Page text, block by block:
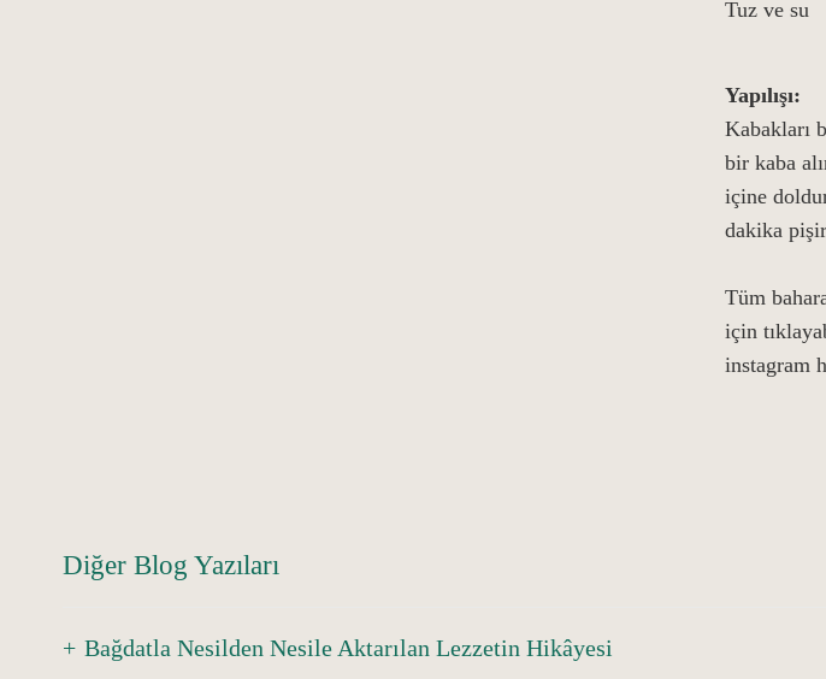
Tuz ve su
Yapılışı:
Kabakları
bir kaba
içine
dakika
Tüm
için
instagram
Diğer Blog Yazıları
Bağdatla Nesilden Nesile Aktarılan Lezzetin Hikâyesi